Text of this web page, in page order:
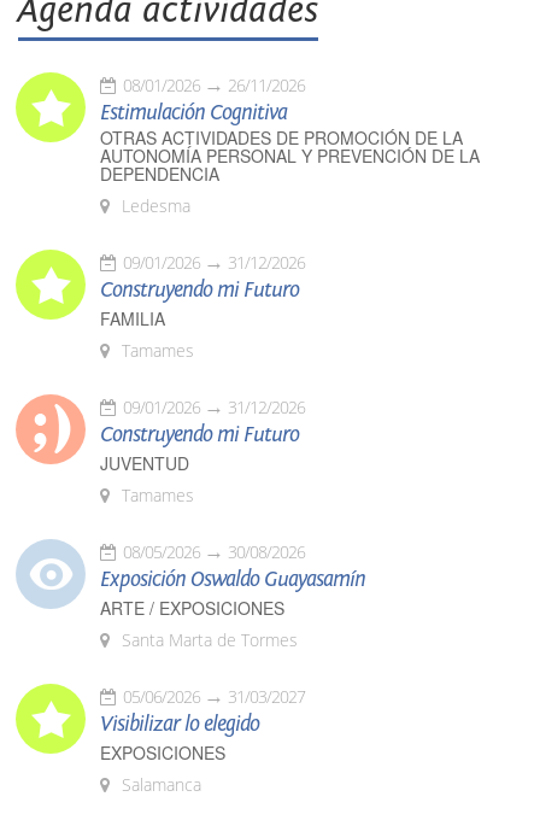
Agenda actividades
08/01/2026 26/11/2026
Estimulación Cognitiva
OTRAS ACTIVIDADES DE PROMOCIÓN DE LA
AUTONOMÍA PERSONAL Y PREVENCIÓN DE LA
DEPENDENCIA
Ledesma
09/01/2026 31/12/2026
Construyendo mi Futuro
FAMILIA
Tamames
09/01/2026 31/12/2026
Construyendo mi Futuro
JUVENTUD
Tamames
08/05/2026 30/08/2026
Exposición Oswaldo Guayasamín
ARTE / EXPOSICIONES
Santa Marta de Tormes
05/06/2026 31/03/2027
Visibilizar lo elegido
EXPOSICIONES
Salamanca